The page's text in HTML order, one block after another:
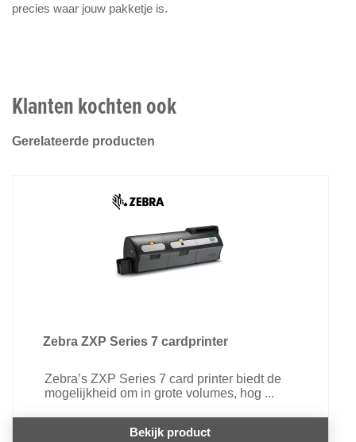
precies waar jouw pakketje is.
Klanten kochten ook
Gerelateerde producten
Zebra ZXP Series 7 cardprinter
Zebra’s ZXP Series 7 card printer biedt de
mogelijkheid om in grote volumes, hog ...
Bekijk product